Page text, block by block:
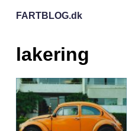
FARTBLOG.dk
lakering